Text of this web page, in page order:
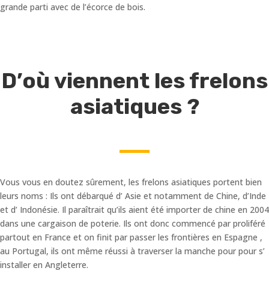
grande parti avec de l’écorce de bois.
D’où viennent les frelons
asiatiques ?
Vous vous en doutez sûrement, les frelons asiatiques portent bien
leurs noms : Ils ont débarqué d’ Asie et notamment de Chine, d’Inde
et d’ Indonésie. Il paraîtrait qu’ils aient été importer de chine en 2004
dans une cargaison de poterie. Ils ont donc commencé par proliféré
partout en France et on finit par passer les frontières en Espagne ,
au Portugal, ils ont même réussi à traverser la manche pour pour s’
installer en Angleterre.